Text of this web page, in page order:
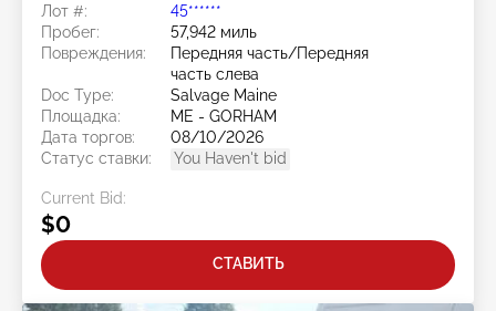
Лот #:
45******
Пробег:
57,942 миль
Повреждения:
Передняя часть/Передняя
часть слева
Doc Type:
Salvage Maine
Площадка:
ME - GORHAM
Дата торгов:
08/10/2026
Статус ставки:
You Haven't bid
Current Bid:
$0
СТАВИТЬ